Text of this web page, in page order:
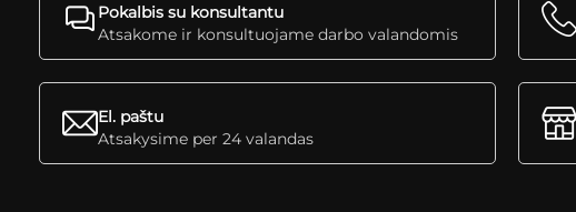
Pokalbis su konsultantu
Atsakome ir konsultuojame darbo valandomis
El. paštu
Atsakysime per 24 valandas